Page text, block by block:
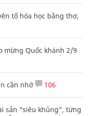
tố hóa học bằng thơ,
mừng Quốc khánh 2/9
cần nhớ 106
sản "siêu khủng", từng